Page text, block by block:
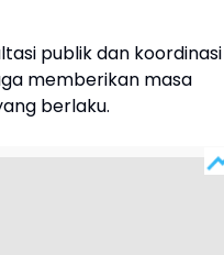
publik dan koordinasi
memberikan masa
berlaku.